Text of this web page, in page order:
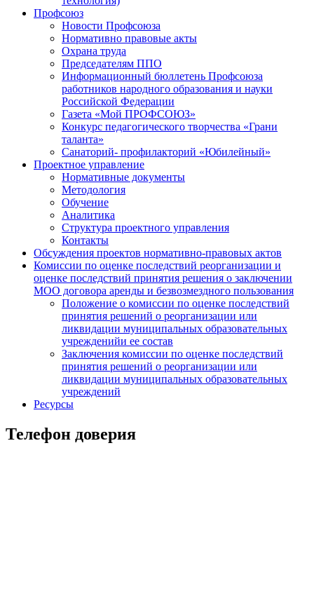
Профсоюз
Новости Профсоюза
Нормативно правовые акты
Охрана труда
Председателям ППО
Информационный бюллетень Профсоюза
работников народного образования и науки
Российской Федерации
Газета «Мой ПРОФСОЮЗ»
Конкурс педагогического творчества «Грани
таланта»
Санаторий- профилакторий «Юбилейный»
Проектное управление
Нормативные документы
Методология
Обучение
Аналитика
Структура проектного управления
Контакты
Обсуждения проектов нормативно-правовых актов
Комиссии по оценке последствий реорганизации и
оценке последствий принятия решения о заключении
МОО договора аренды и безвозмездного пользования
Положение о комиссии по оценке последствий
принятия решений о реорганизации или
ликвидации муниципальных образовательных
учрежденийи ее состав
Заключения комиссии по оценке последствий
принятия решений о реорганизации или
ликвидации муниципальных образовательных
учреждений
Ресурсы
Телефон доверия